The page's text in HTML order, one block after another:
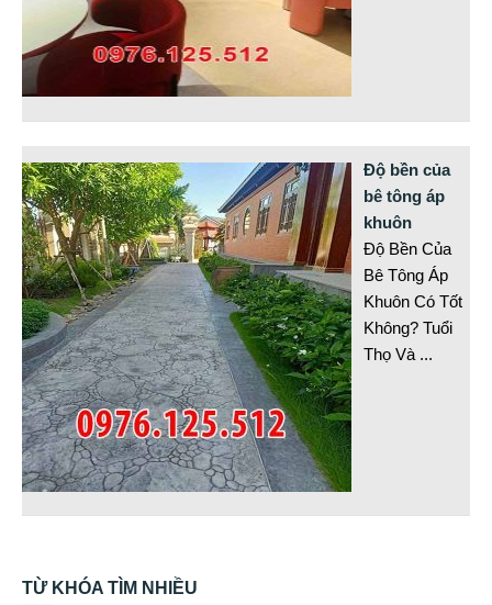
Độ bền của
bê tông áp
khuôn
Độ Bền Của
Bê Tông Áp
Khuôn Có Tốt
Không? Tuổi
Thọ Và ...
TỪ KHÓA TÌM NHIỀU